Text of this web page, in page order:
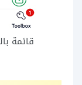
قائمة